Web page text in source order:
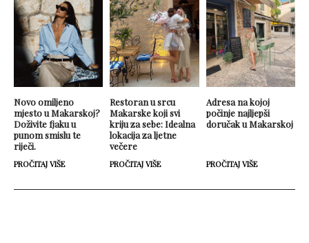
Novo omiljeno
mjesto u Makarskoj?
Doživite fjaku u
punom smislu te
riječi.
PROČITAJ VIŠE
Restoran u srcu
Makarske koji svi
kriju za sebe: Idealna
lokacija za ljetne
večere
PROČITAJ VIŠE
Adresa na kojoj
počinje najljepši
doručak u Makarskoj
PROČITAJ VIŠE